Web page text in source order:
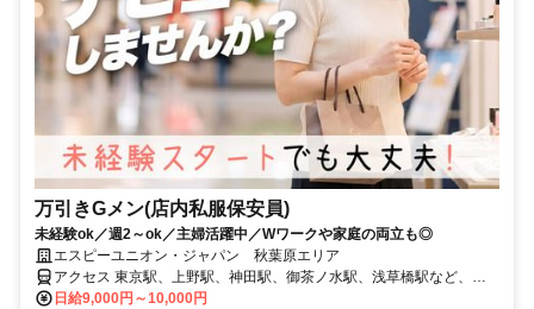
万引きGメン(店内私服保安員)
未経験ok／週2～ok／主婦活躍中／Wワークや家庭の両立も◎
エスピーユニオン・ジャパン 秋葉原エリア
アクセス 東京駅、上野駅、神田駅、御茶ノ水駅、浅草橋駅など、各
地に現場あります。
日給9,000円～10,000円